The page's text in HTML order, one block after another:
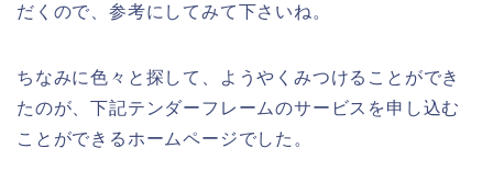
だくので、参考にしてみて下さいね。
ちなみに色々と探して、ようやくみつけることができ
たのが、下記テンダーフレームのサービスを申し込む
ことができるホームページでした。